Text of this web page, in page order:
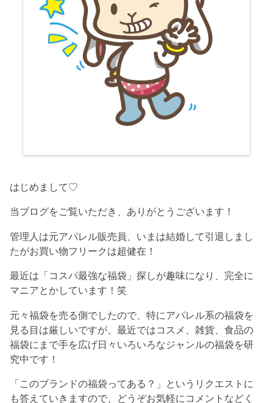
はじめまして♡
当ブログをご覧いただき、ありがとうございます！
管理人は元アパレル販売員、いまは結婚して引退しまし
たがお買い物フリークは超健在！
最近は「コスパ最強な福袋」探しが趣味になり、完全に
マニアとかしています！笑
元々福袋を売る側でしたので、特にアパレル系の福袋を
見る目は厳しいですが、最近ではコスメ、雑貨、食品の
福袋にまで手を広げ日々いろいろなジャンルの福袋を研
究中です！
「このブランドの福袋ってある？」というリクエストに
も答えていきますので、どうぞお気軽にコメントなどく